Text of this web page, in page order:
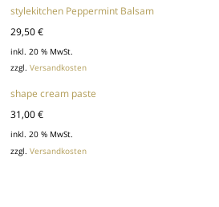
stylekitchen Peppermint Balsam
29,50€
inkl. 20 % MwSt.
zzgl.Versandkosten
shape cream paste
31,00€
inkl. 20 % MwSt.
zzgl.Versandkosten